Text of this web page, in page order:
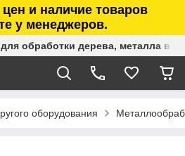
и наличие товаров
у менеджеров.
обработки дерева, металла в
оборудования